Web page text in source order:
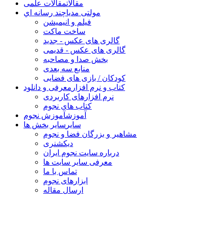
مقالاتمقالات علمی
مولتی مدیاچند رسانه اي
فیلم و انیمیشن
ساخت ماکت
گالری های عکس - جدید
گالری های عکس - قدیمی
بخش صدا و مصاحبه
منابع سه بعدی
کودکان / بازی های فضایی
کتاب و نرم افزار معرفی و دانلود
نرم افزارهای کاربردی
کتاب های نجوم
آموزشآموزش نجوم
سایر سایر بخش ها
مشاهیر و بزرگان فضا و نجوم
دیکشنری
درباره سایت نجوم ایران
معرفی سایر سایت ها
تماس با ما
ابزارهای نجوم
ارسال مقاله